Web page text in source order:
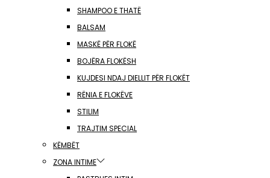
SHAMPOO E THATË
BALSAM
MASKË PËR FLOKË
BOJËRA FLOKËSH
KUJDESI NDAJ DIELLIT PËR FLOKËT
RËNIA E FLOKËVE
STILIM
TRAJTIM SPECIAL
KËMBËT
ZONA INTIME